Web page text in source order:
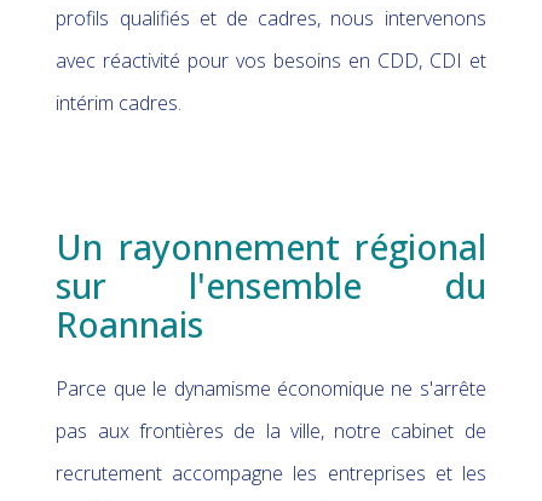
profils qualifiés et de cadres, nous intervenons
avec réactivité pour vos besoins en CDD, CDI et
intérim cadres.
Un rayonnement régional
sur l'ensemble du
Roannais
Parce que le dynamisme économique ne s'arrête
pas aux frontières de la ville, notre cabinet de
recrutement accompagne les entreprises et les